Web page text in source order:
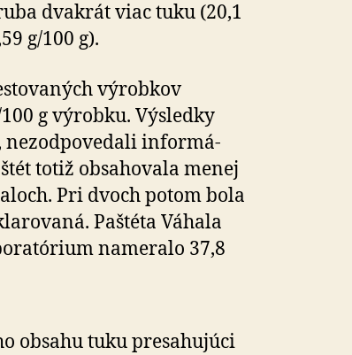
dvakrát viac tuku (20,1
g/100 g).
výrobkov
g výrobku. Výsledky
ne­zod­po­ve­dali infor­má­
totiž obsa­ho­vala menej
Pri dvoch potom bola
Paštéta Váhala
nameralo 37,8
obsahu tuku presahujúci